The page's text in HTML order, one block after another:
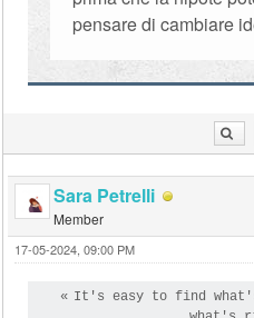
pensare di cambiare
Sara Petrelli
Member
17-05-2024, 09:00 PM
It's easy to find